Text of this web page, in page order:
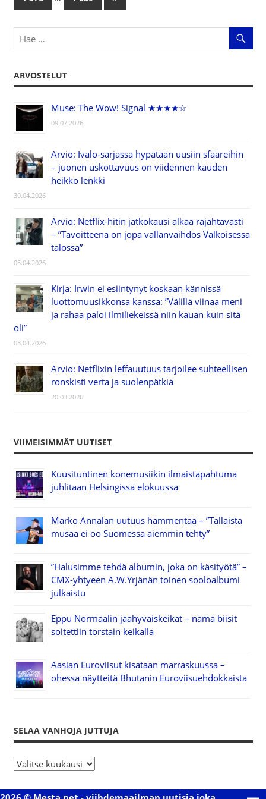
selaus
Posts
ARVOSTELUT
Muse: The Wow! Signal ★★★★☆
09.07.2026
Arvio: Ivalo-sarjassa hypätään uusiin sfääreihin
– juonen uskottavuus on viidennen kauden
heikko lenkki
30.04.2026
Arvio: Netflix-hitin jatkokausi alkaa räjähtävästi
– ”Tavoitteena on jopa vallanvaihdos Valkoisessa
talossa”
05.04.2026
Kirja: Irwin ei esiintynyt koskaan kännissä
luottomuusikkonsa kanssa: ”Välillä viinaa meni
ja rahaa paloi ilmiliekeissä niin kauan kuin sitä
oli”
03.04.2026
Arvio: Netflixin leffauutuus tarjoilee suhteellisen
ronskisti verta ja suolenpätkiä
20.03.2026
VIIMEISIMMÄT UUTISET
Kuusituntinen konemusiikin ilmaistapahtuma
juhlitaan Helsingissä elokuussa
Marko Annalan uutuus hämmentää – ”Tällaista
musaa ei oo Suomessa aiemmin tehty”
”Halusimme tehdä albumin, joka on käsityötä” –
CMX-yhtyeen A.W.Yrjänän toinen sooloalbumi
julkaistu
Eppu Normaalin jäähyväiskeikat – nämä biisit
soitettiin torstain keikalla
Aasian Euroviisut kisataan marraskuussa –
ohessa näytteitä Bhutanin Euroviisuehdokkaista
SELAA VANHOJA JUTTUJA
S
l